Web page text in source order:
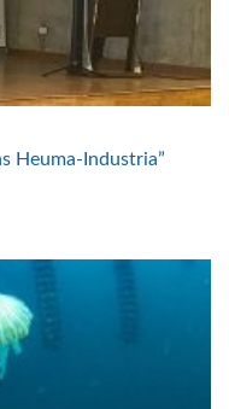
Heuma-Industria”